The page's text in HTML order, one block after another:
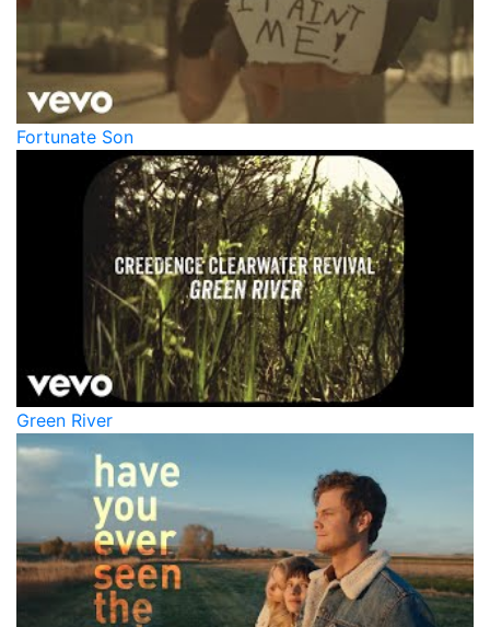
Fortunate Son
Green River